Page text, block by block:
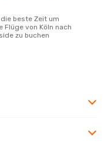
Flüge von Köln nach
zu buchen